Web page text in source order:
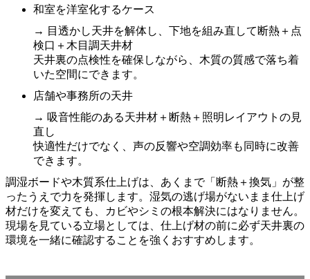
和室を洋室化するケース
→ 目透かし天井を解体し、下地を組み直して断熱＋点
検口＋木目調天井材
天井裏の点検性を確保しながら、木質の質感で落ち着
いた空間にできます。
店舗や事務所の天井
→ 吸音性能のある天井材＋断熱＋照明レイアウトの見
直し
快適性だけでなく、声の反響や空調効率も同時に改善
できます。
調湿ボードや木質系仕上げは、あくまで「断熱＋換気」が整
ったうえで力を発揮します。湿気の逃げ場がないまま仕上げ
材だけを変えても、カビやシミの根本解決にはなりません。
現場を見ている立場としては、仕上げ材の前に必ず天井裏の
環境を一緒に確認することを強くおすすめします。